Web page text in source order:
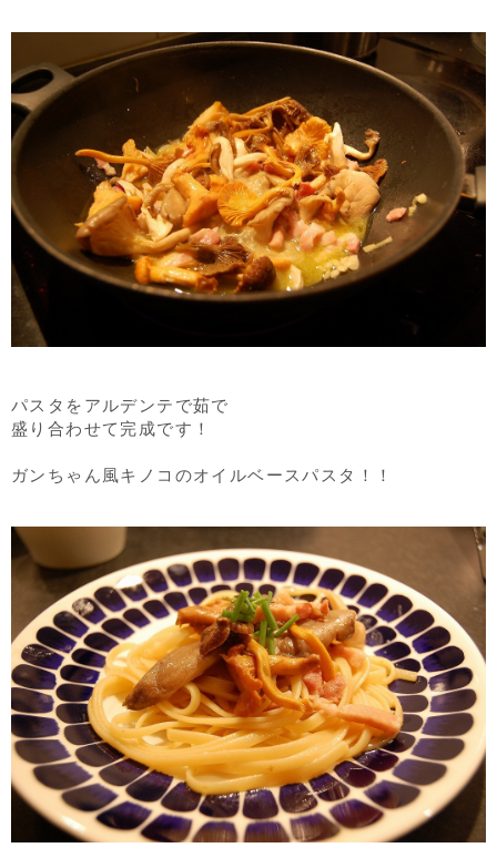
パスタをアルデンテで茹で
盛り合わせて完成です！
ガンちゃん風キノコのオイルベースパスタ！！